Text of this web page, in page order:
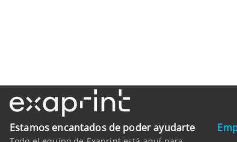
Estamos encantados de poder ayudarte